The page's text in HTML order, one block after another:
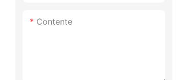
Contente